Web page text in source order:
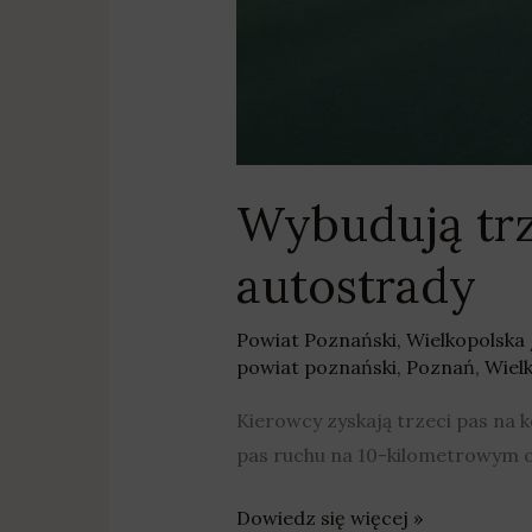
Wybudują
autostrady
Powiat Poznański, Wielkopolska
powiat poznański, Poznań,
Kierowcy zyskają trzeci pas na
pas ruchu na 10-kilometrowym
Dowiedz się więcej »